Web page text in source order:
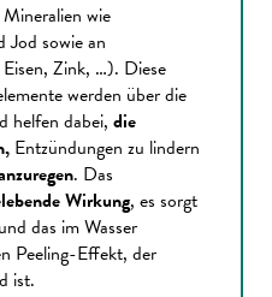
wie
Jod sowie an
Zink, …). Diese
werden über die
helfen dabei, die
Entzündungen zu lindern
. Das
Wirkung, es sorgt
das im Wasser
Peeling-Effekt, der
ist.